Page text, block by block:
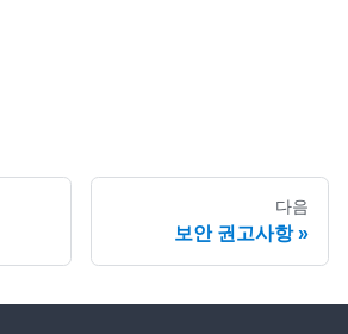
다음
보안 권고사항